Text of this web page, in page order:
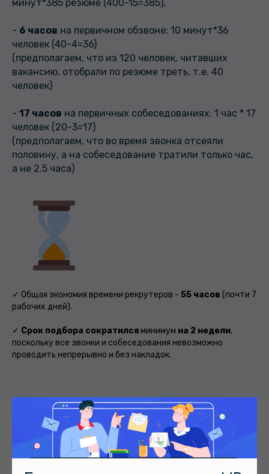
минут*385 резюме (400-15=385),
- 6 часов на первичном обзвоне: 10 минут*36
человек (40-4=36)
(предполагаем, что из 120 человек, читавших
вакансию, отобрали по резюме треть, т.е. 40
человек)
- 17 часов на первичных собеседованиях: 1 час * 17
человек (20-3=17)
(предполагаем, что во время звонка отсеяли
половину, а на собеседование тратили только час,
а не 2.5 часа)
✓ Общая экономия времени рекрутеров - 55 часов (почти 7
рабочих дней).
✓ Cрок подбора сократилсяминимум на 2 недели,
поскольку все звонки и собеседования невозможно
проводить непрерывно и без накладок.
Алгоритм "предварительного отсева"
нерелевантных кандидатов через фильтры тестов
работает для широкого спектра должностей, что
подтверждается в приведенных выше примерах.